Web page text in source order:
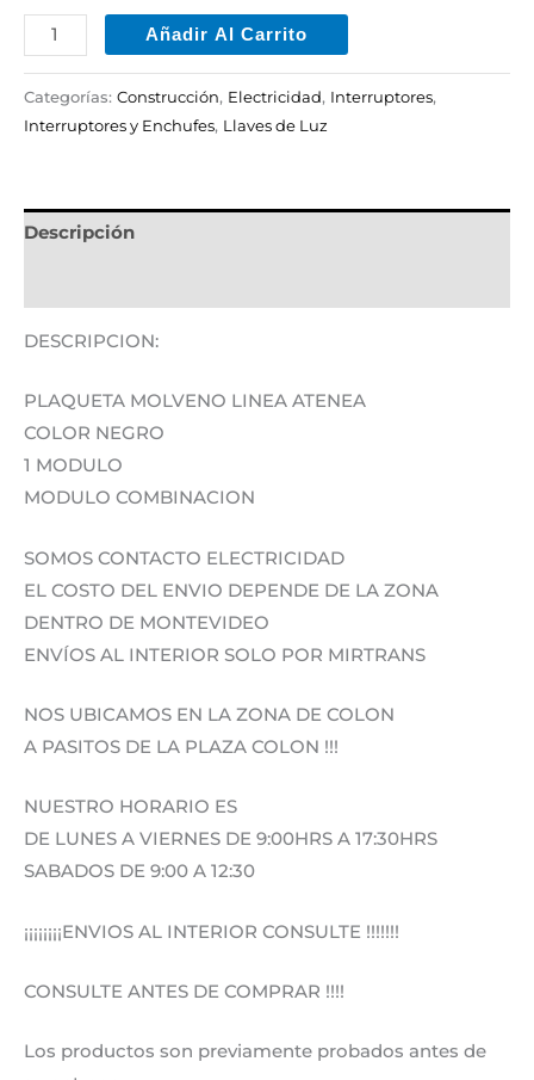
Añadir Al Carrito
Categorías: Construcción, Electricidad, Interruptores,
Interruptores y Enchufes, Llaves de Luz
Descripción
DESCRIPCION:
PLAQUETA MOLVENO LINEA ATENEA
COLOR NEGRO
1 MODULO
MODULO COMBINACION
SOMOS CONTACTO ELECTRICIDAD
EL COSTO DEL ENVIO DEPENDE DE LA ZONA
DENTRO DE MONTEVIDEO
ENVÍOS AL INTERIOR SOLO POR MIRTRANS
NOS UBICAMOS EN LA ZONA DE COLON
A PASITOS DE LA PLAZA COLON !!!
NUESTRO HORARIO ES
DE LUNES A VIERNES DE 9:00HRS A 17:30HRS
SABADOS DE 9:00 A 12:30
¡¡¡¡¡¡¡¡ENVIOS AL INTERIOR CONSULTE !!!!!!!
CONSULTE ANTES DE COMPRAR !!!!
Los productos son previamente probados antes de